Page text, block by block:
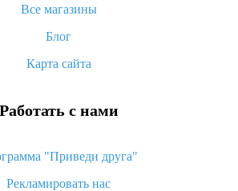
возврата денег
Все магазины
Блог
Карта сайта
Работать с нами
"Приведи друга"
Рекламировать нас